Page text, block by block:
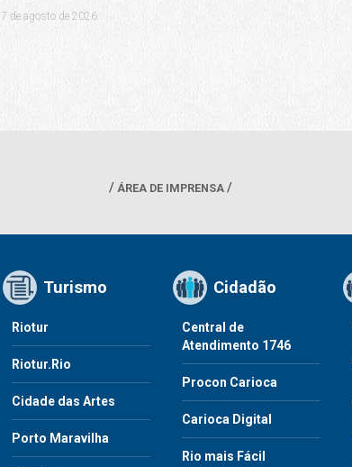
7 de agosto de 2026
ÁREA DE IMPRENSA
Turismo
Riotur
Riotur.Rio
Cidade das Artes
Porto Maravilha
Cidadão
Central de
Atendimento 1746
Procon Carioca
Carioca Digital
Rio mais Fácil